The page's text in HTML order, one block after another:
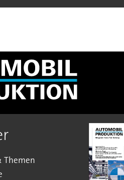
Themen